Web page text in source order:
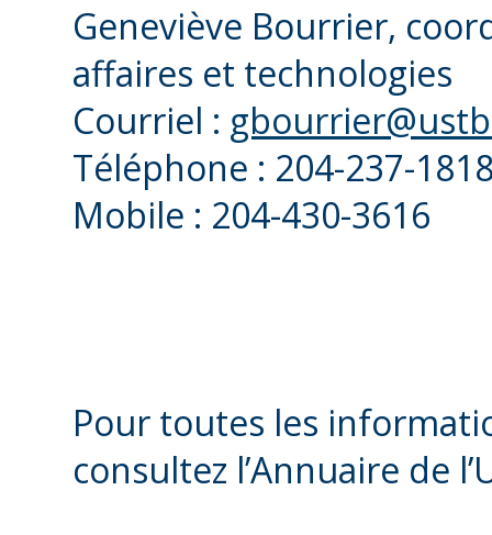
Geneviève Bourrier,
affaires et technologies
Courriel :
Téléphone : 204-237-
Mobile : 204-430-3616
Pour toutes les
consultez l’Annuaire de